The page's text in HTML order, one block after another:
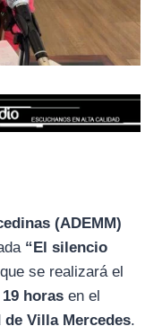
(ADEMM)
“El silencio
se realizará el
horas en el
Villa Mercedes.